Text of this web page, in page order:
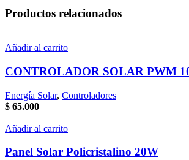
Productos relacionados
Añadir al carrito
CONTROLADOR SOLAR PWM
Energía Solar, Controladores
$ 65.000
Añadir al carrito
Panel Solar Policristalino 20W